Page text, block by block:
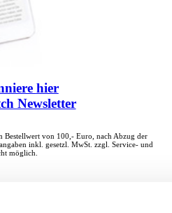
hier
Newsletter
Bestellwert von 100,- Euro, nach Abzug der
inkl. gesetzl. MwSt. zzgl. Service- und
möglich.